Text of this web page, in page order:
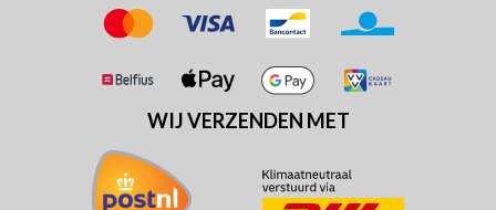
WIJ VERZENDEN MET